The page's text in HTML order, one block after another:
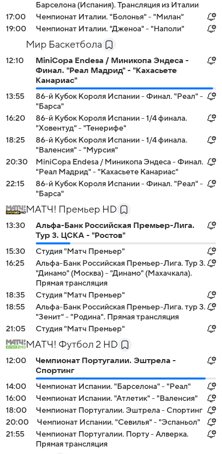
Барселона (Испания). Трансляция из Италии
17:00
Чемпионат Италии. "Болонья" - "Милан"
19:00
Чемпионат Италии. "Дженоа" - "Наполи"
Мир Баскетбола
12:10
MiniCopa Endesa / Миникопа Эндеса -
Финал. "Реал Мадрид" - "Кахасьете
Канариас"
13:55
86-й Кубок Короля Испании - Финал. "Реал" -
"Барса"
16:20
86-й Кубок Короля Испании - 1/4 финала.
"Ховентуд" - "Тенерифе"
18:25
86-й Кубок Короля Испании - 1/4 финала.
"Валенсия" - "Мурсия"
20:30
MiniCopa Endesa / Миникопа Эндеса - Финал.
"Реал Мадрид" - "Кахасьете Канариас"
22:15
86-й Кубок Короля Испании - Финал. "Реал" -
"Барса"
МАТЧ! Премьер HD
13:30
Альфа-Банк Российская Премьер-Лига.
Тур 3. ЦСКА - "Ростов"
15:30
Студия "Матч Премьер"
16:25
Альфа-Банк Российская Премьер-Лига. Тур 3.
"Динамо" (Москва) - "Динамо" (Махачкала).
Прямая трансляция
18:35
Студия "Матч Премьер"
18:55
Альфа-Банк Российская Премьер-Лига. тур 3.
"Зенит" - "Родина". Прямая трансляция
21:05
Студия "Матч Премьер"
МАТЧ! Футбол 2 HD
12:00
Чемпионат Португалии. Эштрела -
Спортинг
14:00
Чемпионат Испании. "Барселона" - "Реал"
16:00
Чемпионат Испании. "Атлетик" - "Валенсия"
18:00
Чемпионат Португалии. Эштрела - Спортинг
20:00
Чемпионат Испании. "Севилья" - "Эспаньол"
21:55
Чемпионат Португалии. Порту - Алверка.
Прямая трансляция